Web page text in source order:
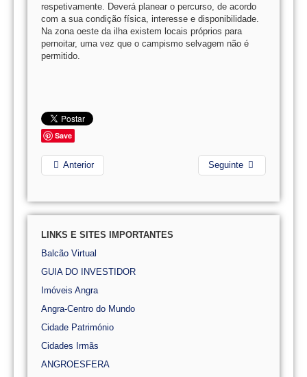
respetivamente. Deverá planear o percurso, de acordo
com a sua condição física, interesse e disponibilidade.
Na zona oeste da ilha existem locais próprios para
pernoitar, uma vez que o campismo selvagem não é
permitido.
Save
Anterior Seguinte
LINKS E SITES IMPORTANTES
Balcão Virtual
GUIA DO INVESTIDOR
Imóveis Angra
Angra-Centro do Mundo
Cidade Património
Cidades Irmãs
ANGROESFERA